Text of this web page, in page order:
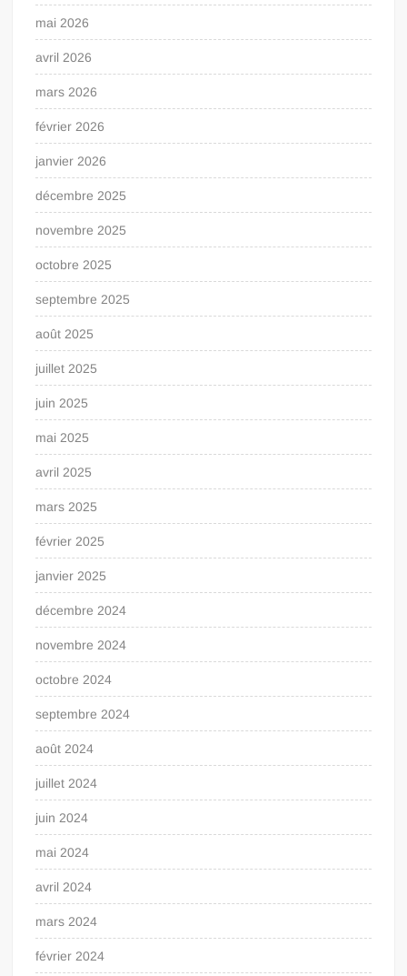
mai 2026
avril 2026
mars 2026
février 2026
janvier 2026
décembre 2025
novembre 2025
octobre 2025
septembre 2025
août 2025
juillet 2025
juin 2025
mai 2025
avril 2025
mars 2025
février 2025
janvier 2025
décembre 2024
novembre 2024
octobre 2024
septembre 2024
août 2024
juillet 2024
juin 2024
mai 2024
avril 2024
mars 2024
février 2024